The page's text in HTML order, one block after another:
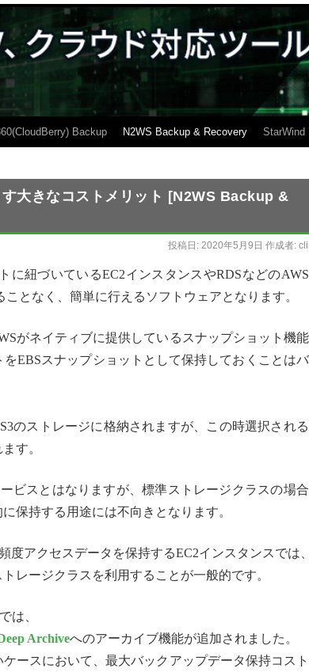
Backup N2WS Backup & Recovery StarWind
大きなコストメリット [N2WS Backup &
投稿日: 2020年5月9日 作成者:
に紐づいているEC2インスタンスやRDSなどの
となく、簡単に行えるソフトウェアとなります。
がネイティブに提供しているスナップショット機
EBSスナップショットとして保持しておくことは
のストレージに格納されますが、この時選択される
す。
ビスとはなりますが、標準ストレージクラスの場
保持する用途には不向きとなります。
度アクセスデータを保持するEC2インスタンスでは
レージクラスを利用することが一般的です。
では、
Archiveへのアーカイブ機能が追加されました。
ースにおいて、最大バックアップデータ保持コス